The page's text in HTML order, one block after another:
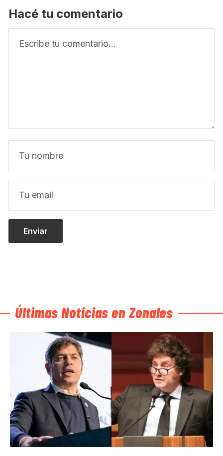
Hacé tu comentario
Últimas Noticias en Zonales